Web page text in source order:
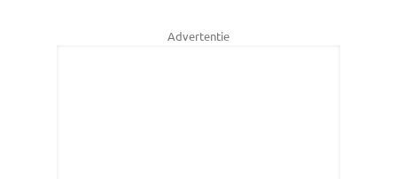
Advertentie